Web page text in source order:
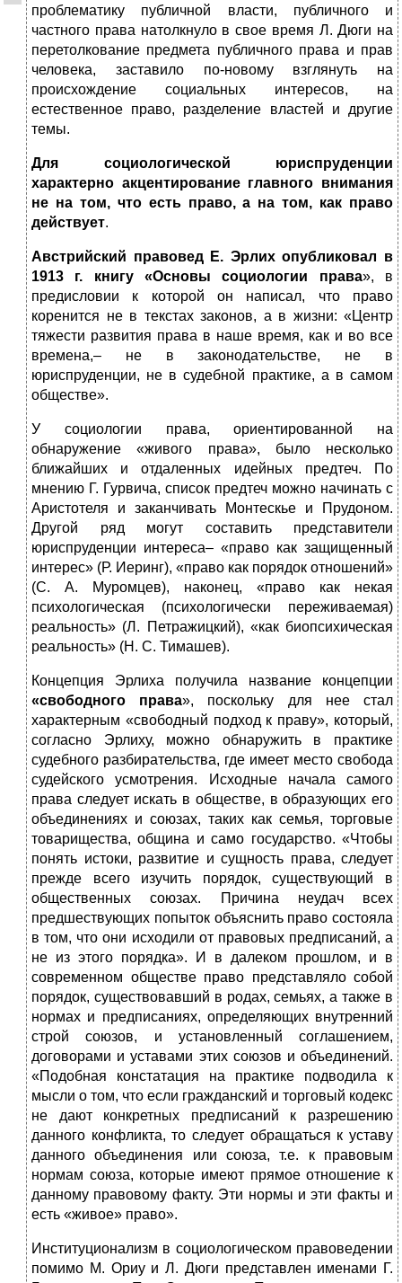
проблематику публичной власти, публичного и
частного права натолкнуло в свое время Л. Дюги на
перетолкование предмета публичного права и прав
человека, заставило по-новому взглянуть на
происхождение социальных интересов, на
естественное право, разделение властей и другие
темы.
Для социологической юриспруденции
характерно акцентирование главного внимания
не на том, что есть право, а на том, как право
действует.
Австрийский правовед Е. Эрлих опубликовал в
1913 г. книгу «Основы социологии права», в
предисловии к которой он написал, что право
коренится не в текстах законов, а в жизни: «Центр
тяжести развития права в наше время, как и во все
времена,– не в законодательстве, не в
юриспруденции, не в судебной практике, а в самом
обществе».
У социологии права, ориентированной на
обнаружение «живого права», было несколько
ближайших и отдаленных идейных предтеч. По
мнению Г. Гурвича, список предтеч можно начинать с
Аристотеля и заканчивать Монтескье и Прудоном.
Другой ряд могут составить представители
юриспруденции интереса– «право как защищенный
интерес» (Р. Иеринг), «право как порядок отношений»
(С. А. Муромцев), наконец, «право как некая
психологическая (психологически переживаемая)
реальность» (Л. Петражицкий), «как биопсихическая
реальность» (Н. С. Тимашев).
Концепция Эрлиха получила название концепции
«свободного права», поскольку для нее стал
характерным «свободный подход к праву», который,
согласно Эрлиху, можно обнаружить в практике
судебного разбирательства, где имеет место свобода
судейского усмотрения. Исходные начала самого
права следует искать в обществе, в образующих его
объединениях и союзах, таких как семья, торговые
товарищества, община и само государство. «Чтобы
понять истоки, развитие и сущность права, следует
прежде всего изучить порядок, существующий в
общественных союзах. Причина неудач всех
предшествующих попыток объяснить право состояла
в том, что они исходили от правовых предписаний, а
не из этого порядка». И в далеком прошлом, и в
современном обществе право представляло собой
порядок, существовавший в родах, семьях, а также в
нормах и предписаниях, определяющих внутренний
строй союзов, и установленный соглашением,
договорами и уставами этих союзов и объединений.
«Подобная констатация на практике подводила к
мысли о том, что если гражданский и торговый кодекс
не дают конкретных предписаний к разрешению
данного конфликта, то следует обращаться к уставу
данного объединения или союза, т.е. к правовым
нормам союза, которые имеют прямое отношение к
данному правовому факту. Эти нормы и эти факты и
есть «живое» право».
Институционализм в социологическом правоведении
помимо М. Ориу и Л. Дюги представлен именами Г.